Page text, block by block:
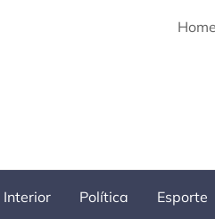
Home
Interior Política Esporte